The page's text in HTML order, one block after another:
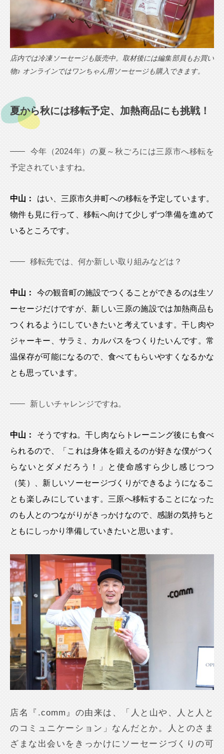
店内では冷凍ソーセージも販売中。取材後には編集部員もお買い
物♪ オンラインではワンちゃん用ソーセージも購入できます。
夏から秋には移転予定、加熱商品にも挑戦！
今年（2024年）の夏～秋ごろには三原市へ移転を
予定されていますね。
中山：
はい、三原市久井町への移転を予定しています。
物件も見に行って、移転へ向けて少しずつ準備を進めて
いるところです。
移転先では、何か新しい取り組みなどは？
中山：
今の観音町の施設でつくることができるのは生ソ
ーセージだけですが、新しい三原の施設では加熱商品も
つくれるようにしていきたいと考えています。干し肉や
ジャーキー、サラミ、カルパスをつくりたいんです。常
温保存が可能になるので、食べてもらいやすくなるかな
とも思っています。
新しいチャレンジですね。
中山：
そうですね。干し肉ならトレーニング後にも食べ
られるので、「これは身体を鍛えるのが好きな僕がつく
らないとダメだろう！」と使命感すら少し感じつつ
（笑）、新しいソーセージづくりができるようになるこ
とも楽しみにしています。三原へ移転することになった
のも人とのつながりがきっかけなので、感謝の気持ちと
ともにしっかり準備していきたいと思います。
店名『.comm』の由来は、「人と山や、人と人と
のコミュニケーション」なんだとか。人とのさま
ざまな出会いをきっかけにソーセージづくりの可